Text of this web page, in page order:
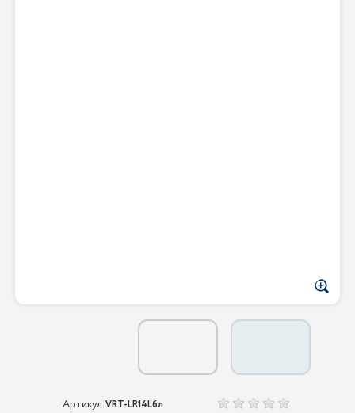
Артикул:VRT-LR14Lбл